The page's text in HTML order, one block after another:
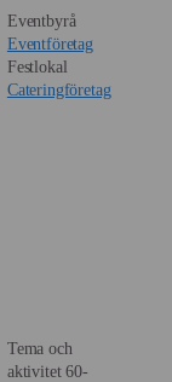
Eventbyrå
Eventföretag
Festlokal
Cateringföretag
Tema och
aktivitet 60-